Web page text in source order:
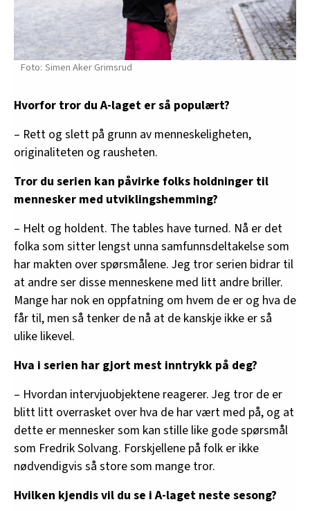
Simen Aker Grimsrud
Hvorfor tror du A-laget er så populært?
– Rett og slett på grunn av menneskeligheten,
originaliteten og rausheten.
Tror du serien kan påvirke folks holdninger til
mennesker med utviklingshemming?
– Helt og holdent. The tables have turned. Nå er det
folka som sitter lengst unna samfunnsdeltakelse som
har makten over spørsmålene. Jeg tror serien bidrar til
at andre ser disse menneskene med litt andre briller.
Mange har nok en oppfatning om hvem de er og hva de
får til, men så tenker de nå at de kanskje ikke er så
ulike likevel.
Hva i serien har gjort mest inntrykk på deg?
– Hvordan intervjuobjektene reagerer. Jeg tror de er
blitt litt overrasket over hva de har vært med på, og at
dette er mennesker som kan stille like gode spørsmål
som Fredrik Solvang. Forskjellene på folk er ikke
nødvendigvis så store som mange tror.
Hvilken kjendis vil du se i A-laget neste sesong?